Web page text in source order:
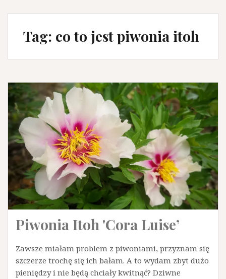
Tag: co to jest piwonia itoh
Piwonia Itoh 'Cora Luise’
Zawsze miałam problem z piwoniami, przyznam się
szczerze trochę się ich bałam. A to wydam zbyt dużo
pieniędzy i nie będą chciały kwitnąć? Dziwne